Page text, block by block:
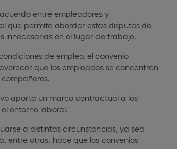
entre empleadores y
que permite abordar estas disputas de
innecesarias en el lugar de trabajo.
de empleo, el convenio
que los empleados se concentren
aporta un marco contractual a los
entorno laboral.
a distintas circunstancias, ya sea
entre otras, hace que los convenios